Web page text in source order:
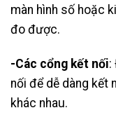
màn hình số hoặc
đo được.
-Các cổng kết nối:
nối để dễ dàng kết
khác nhau.